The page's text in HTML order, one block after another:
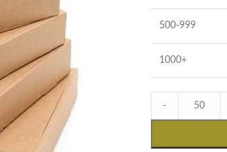
500-999
1000+
-